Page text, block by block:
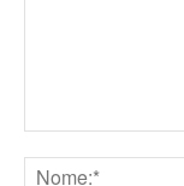
Nome